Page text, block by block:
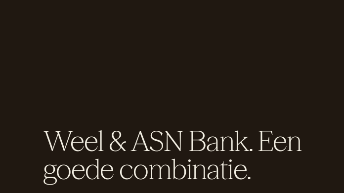
Weel & ASN Bank. Een
goede combinatie.